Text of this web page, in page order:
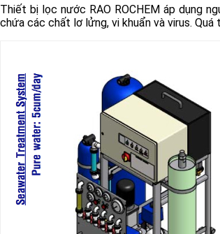
Thiết bị lọc nước RAO ROCHEM áp dụng
chứa các chất lơ lửng, vi khuẩn và virus.